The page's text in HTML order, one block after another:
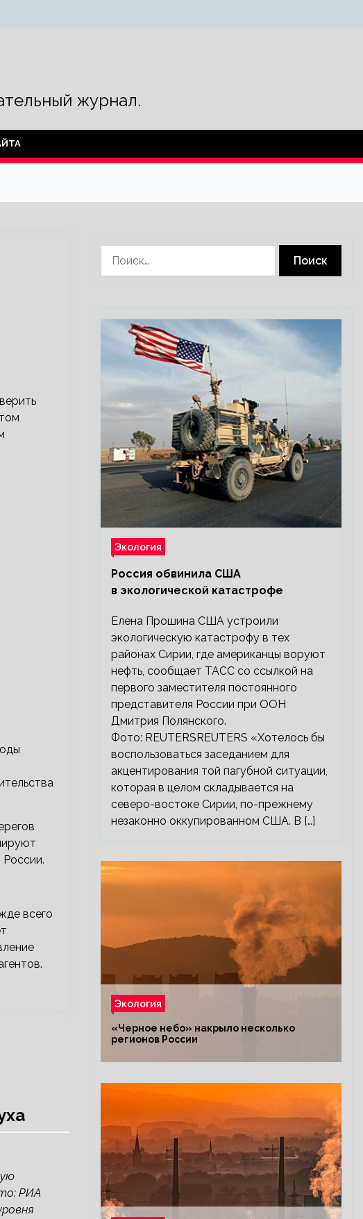
журнал.
всего
РИА
Экология
Россия обвинила США
в экологической катастрофе
Елена Прошина США устроили
экологическую катастрофу в тех
районах Сирии, где американцы воруют
нефть, сообщает ТАСС со ссылкой на
первого заместителя постоянного
представителя России при ООН
Дмитрия Полянского.
Фото: REUTERSREUTERS «Хотелось бы
воспользоваться заседанием для
акцентирования той пагубной ситуации,
которая в целом складывается на
северо-востоке Сирии, по-прежнему
незаконно оккупированном США. В […]
Экология
«Черное небо» накрыло несколько
регионов России